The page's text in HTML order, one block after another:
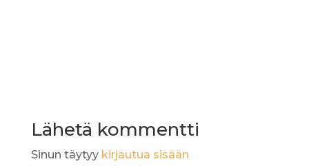
Lähetä kommentti
Sinun täytyy kirjautua sisään